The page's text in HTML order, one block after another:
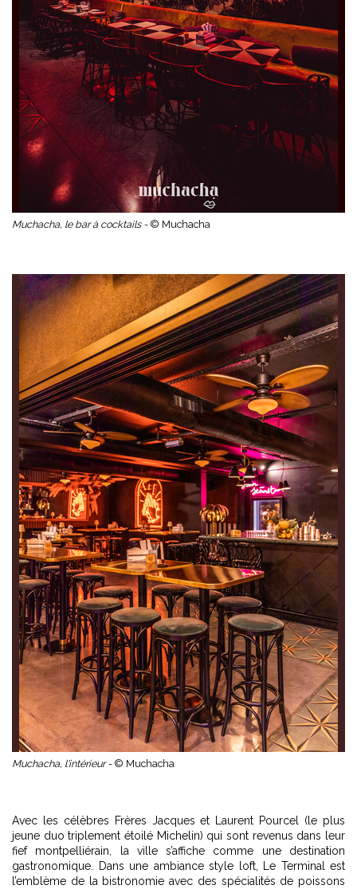
Muchacha, le bar à cocktails - © Muchacha
Muchacha, l'intérieur - © Muchacha
Avec les célèbres Frères Jacques et Laurent Pourcel (le plus
jeune duo triplement étoilé Michelin) qui sont revenus dans leur
fief montpelliérain, la ville s’affiche comme une destination
gastronomique. Dans une ambiance style loft, Le Terminal est
l’emblème de la bistronomie avec des spécialités de poissons